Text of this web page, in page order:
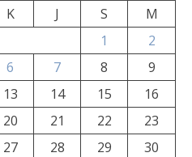
K J S
M
1
2
6 7 8
9
13 14 15
16
20 21 22
23
27 28 29
30